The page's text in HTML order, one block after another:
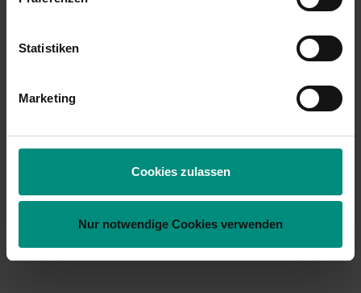
Statistiken
Marketing
Cookies zulassen
Nur notwendige Cookies verwenden